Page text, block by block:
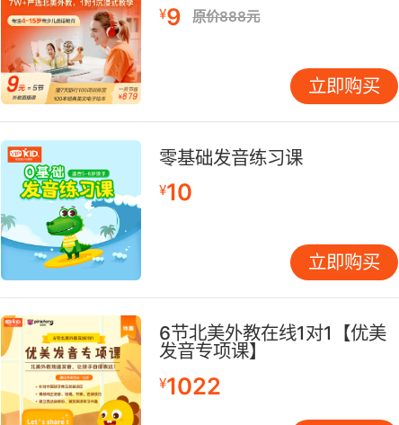
面，就能在虚拟的会议室中展开激烈的英语交锋。
这种方式不仅打破了时间和空间的限制，还能让社
团成员接触到更多不同地区、不同背景的英语爱好
者，拓宽交流范围。
社区中心为英语社团活动提供了深入社会的机会。
社团可以在社区中心举办英语公益讲座，为社区居
民普及英语知识，如日常英语对话、简单的英语歌
曲教唱等。这不仅能帮助社团成员巩固英语知识，
还能提升社团的社会形象。
当地的咖啡馆也是一个有特色的活动场所。在咖啡
馆里，社团可以举办英语沙龙活动。柔和的灯光、
舒缓的音乐，营造出轻松惬意的氛围。成员们在这
种环境下，用英语聊天、分享生活中的趣事，就像
在国外的咖啡馆中与朋友聚会一样。而且，咖啡馆
¥9 原价888元
立即购买
零基础发音练习课
¥10
立即购买
6节北美外教在线1对1【优美
发音专项课】
¥1022